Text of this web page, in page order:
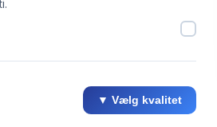
▼ Vælg kvalitet